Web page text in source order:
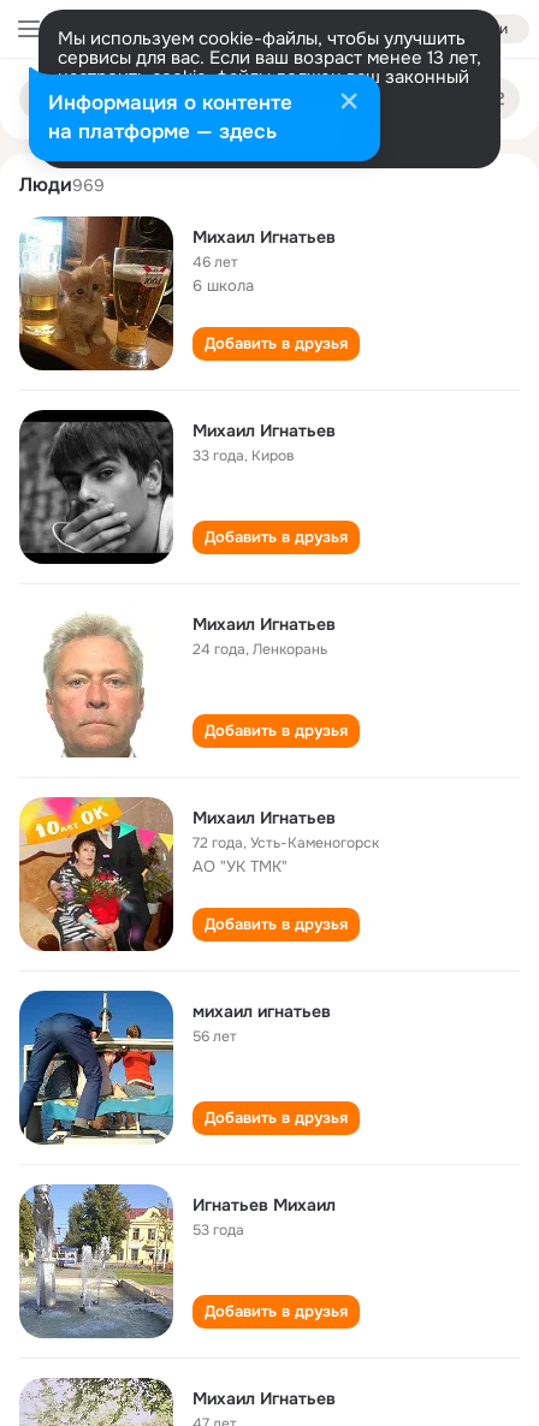
Войти
Мы используем cookie-файлы, чтобы улучшить
сервисы для вас. Если ваш возраст менее 13 лет,
настроить cookie-файлы должен ваш законный
представитель. Больше информации
Разрешить все Настроить
Поиск
людям
mikhail ignatev
Люди969
Михаил Игнатьев
46 лет
6 школа
Добавить в друзья
Михаил Игнатьев
33 года, Киров
Добавить в друзья
Михаил Игнатьев
24 года,Ленкорань
Добавить в друзья
Михаил Игнатьев
72 года,Усть-Каменогорск
АО "УК ТМК"
Добавить в друзья
михаил игнатьев
56 лет
Добавить в друзья
Игнатьев Михаил
53 года
Добавить в друзья
Михаил Игнатьев
Информация о контенте
на платформе — здесь